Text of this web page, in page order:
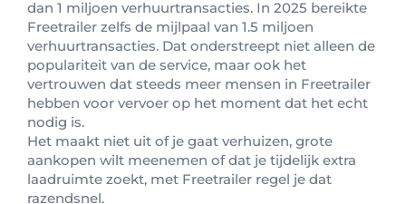
dan 1 miljoen verhuurtransacties. In 2025 bereikte
Freetrailer zelfs de mijlpaal van 1.5 miljoen
verhuurtransacties. Dat onderstreept niet alleen de
populariteit van de service, maar ook het
vertrouwen dat steeds meer mensen in Freetrailer
hebben voor vervoer op het moment dat het echt
nodig is.
Het maakt niet uit of je gaat verhuizen, grote
aankopen wilt meenemen of dat je tijdelijk extra
laadruimte zoekt, met Freetrailer regel je dat
razendsnel.